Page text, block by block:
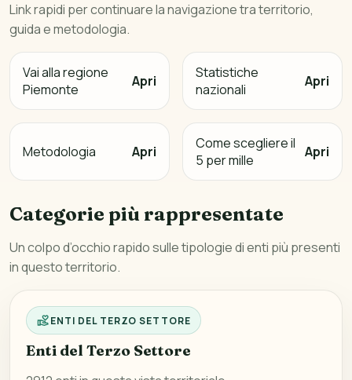
Link rapidi per continuare la navigazione tra territorio,
guida e metodologia.
Vai alla regione
Piemonte
Apri
Statistiche
nazionali
Apri
Metodologia Apri
Come scegliere il
5 per mille
Apri
Categorie più rappresentate
Un colpo d’occhio rapido sulle tipologie di enti più presenti
in questo territorio.
ENTI DEL TERZO SETTORE
Enti del Terzo Settore